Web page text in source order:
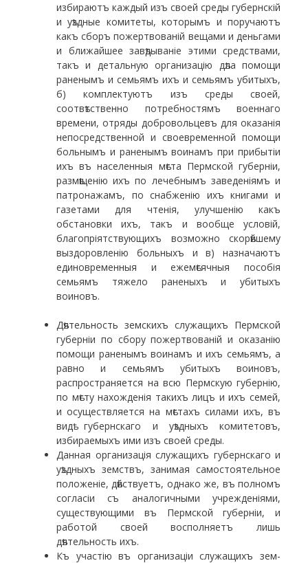
избираютъ каждый изъ своей среды губернскій
и уѣздные комитеты, ко­торымъ и поручаютъ
какъ сборъ пожертвованій ве­щами и деньгами
и ближайшее завѣдываніе этими средствами,
такъ и детальную организацію дѣла по­мощи
раненымъ и семьямъ ихъ и семьямъ убитыхъ,
б) комплектуютъ изъ среды своей,
соотвѣтственно потребностямъ военнаго
времени, отряды доброволь­цевъ для оказанія
непосредственной и своевременной помощи
больнымъ и раненымъ воинамъ при прибытіи
ихъ въ населенныя мѣста Пермской губерніи,
размѣ­щенію ихъ по лечебнымъ заведеніямъ и
патронажамъ, по снабженію ихъ книгами и
газетами для чтенія, улучшенію какъ
обстановки ихъ, такъ и вообще условій,
благопріятствующихъ возможно скорѣйшему
выздоровленію больныхъ и в) назначаютъ
единовре­менныя и ежемѣсячныя пособія
семьямъ тяжело ране­ныхъ и убитыхъ
воиновъ.
Дѣятельность земскихъ служащихъ Пермской
губерніи по сбору пожертвованій и оказанію
помо­щи раненымъ воинамъ и ихъ семьямъ, а
равно и семьямъ убитыхъ воиновъ,
распространяется на всю Пермскую губернію,
по мѣсту нахожденія такихъ лицъ и ихъ семей,
и осуществляется на мѣстахъ силами ихъ, въ
видѣ губернскаго и уѣздныхъ коми­тетовъ,
избираемыхъ ими изъ своей среды.
Данная организація служащихъ губернскаго и
уѣздныхъ земствъ, занимая самостоятельное
поло­женіе, дѣйствуетъ, однако же, въ полномъ
согласіи съ аналогичными учрежденіями,
существующими въ Перм­ской губерніи, и
работой своей восполняетъ лишь
дѣятельность ихъ.
Къ участію въ организаціи служащихъ зем­